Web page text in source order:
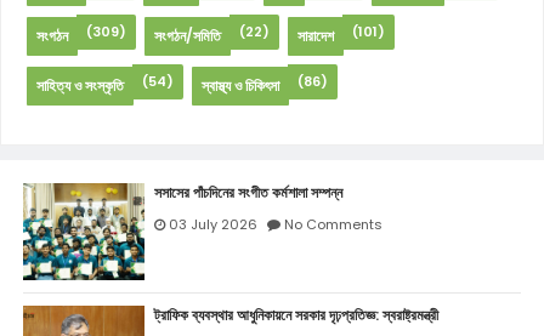
সংগঠন (309) সংগঠন/সমিতি (22) সারাদেশ (101)
সাহিত্য ও সংস্কৃতি (54) স্বাস্থ্য ও চিকিৎসা (86)
সসাসের পাঁচদিনের সংগীত কর্মশালা সম্পন্ন
03 July 2026 No Comments
ট্রাফিক ব্যবস্থার আধুনিকায়নে সরকার দৃঢ়প্রতিজ্ঞ: স্বরাষ্ট্রমন্ত্রী